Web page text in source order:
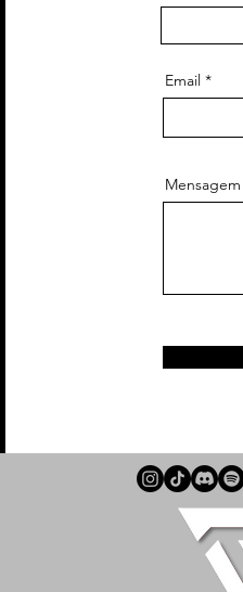
Email
Mensagem